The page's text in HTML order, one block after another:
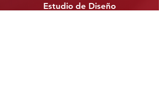
Estudio de Diseño